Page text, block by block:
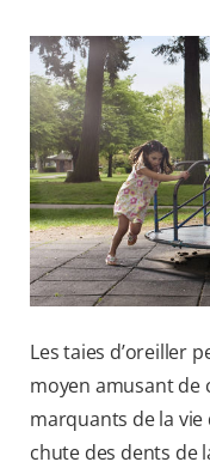
Les taies d’oreiller
moyen amusant
marquants de la
chute des dents de